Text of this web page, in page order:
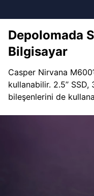
Depolomada
Bilgisayar
Casper Nirvana
kullanabilir. 2.5’’
bileşenlerini de